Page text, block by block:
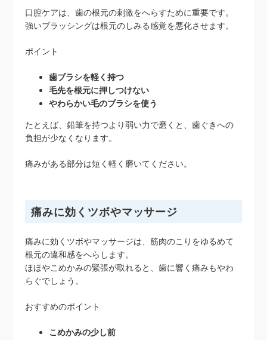
口腔ケアは、歯の根元の刺激をへらすために重要です。
強いブラッシングは根元のしみる感覚を悪化させます。
ポイント
歯ブラシを軽く持つ
毛先を根元に押しつけない
やわらかい毛のブラシを使う
たとえば、鉛筆を持つより弱い力で磨くと、歯ぐきへの
負担が少なくなります。
痛みがある部分は短く軽く磨いてください。
痛みに効くツボやマッサージ
痛みに効くツボやマッサージは、筋肉のこりをゆるめて
根元の違和感をへらします。
ほほやこめかみの緊張が取れると、歯に響く痛みもやわ
らぐでしょう。
おすすめのポイント
こめかみの少し前